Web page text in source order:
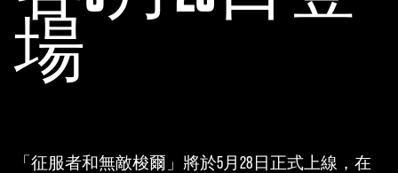
場
「征服者和無敵梭爾」將於5月28日正式上線，在